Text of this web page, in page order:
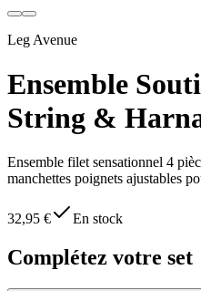
Leg Avenue
Ensemble
String &
Ensemble filet sensationnel 4
manchettes poignets ajustables
32,95 € En stock
Complétez votre set